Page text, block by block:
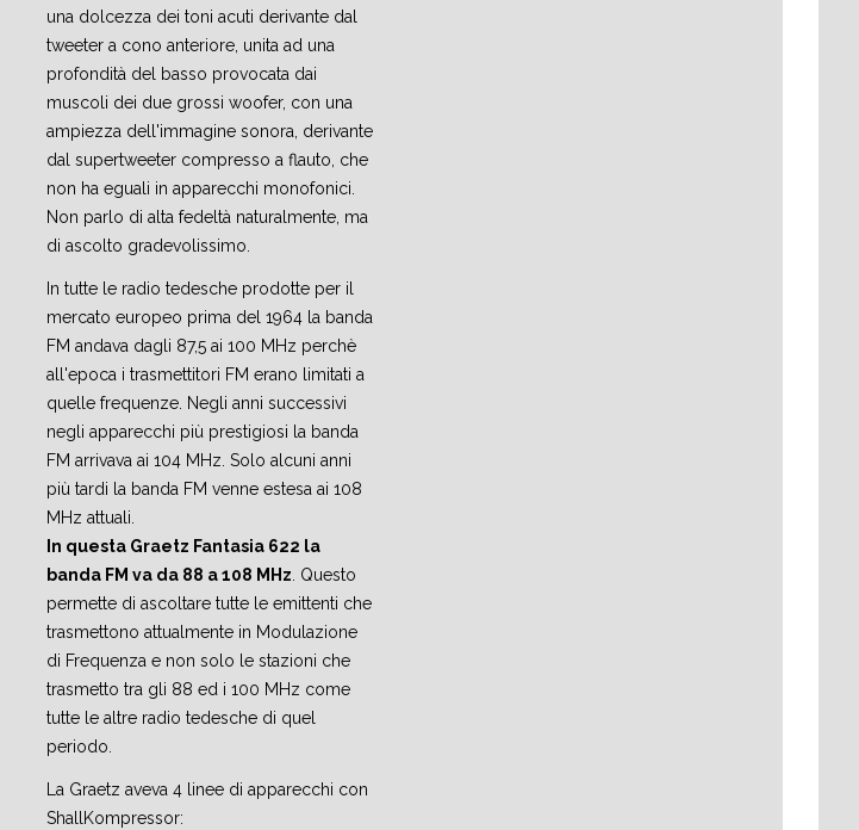
una dolcezza dei toni acuti derivante dal
tweeter a cono anteriore, unita ad una
profondità del basso provocata dai
muscoli dei due grossi woofer, con una
ampiezza dell'immagine sonora, derivante
dal supertweeter compresso a flauto, che
non ha eguali in apparecchi monofonici.
Non parlo di alta fedeltà naturalmente, ma
di ascolto gradevolissimo.
In tutte le radio tedesche prodotte per il
mercato europeo prima del 1964 la banda
FM andava dagli 87,5 ai 100 MHz perchè
all'epoca i trasmettitori FM erano limitati a
quelle frequenze. Negli anni successivi
negli apparecchi più prestigiosi la banda
FM arrivava ai 104 MHz. Solo alcuni anni
più tardi la banda FM venne estesa ai 108
MHz attuali.
In questa Graetz Fantasia 622 la
banda FM va da 88 a 108 MHz. Questo
permette di ascoltare tutte le emittenti che
trasmettono attualmente in Modulazione
di Frequenza e non solo le stazioni che
trasmetto tra gli 88 ed i 100 MHz come
tutte le altre radio tedesche di quel
periodo.
La Graetz aveva 4 linee di apparecchi con
ShallKompressor: